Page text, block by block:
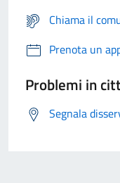
Chiama il
Prenota un
Problemi in
Segnala